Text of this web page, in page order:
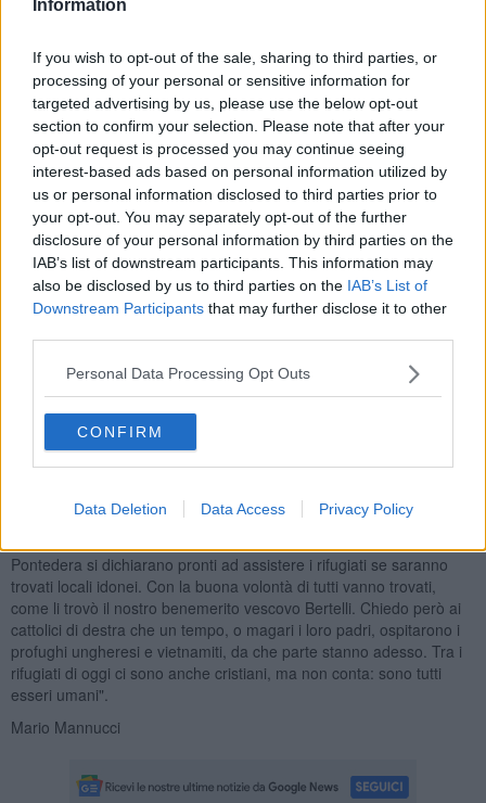
Information
If you wish to opt-out of the sale, sharing to third parties, or
processing of your personal or sensitive information for
targeted advertising by us, please use the below opt-out
section to confirm your selection. Please note that after your
opt-out request is processed you may continue seeing
interest-based ads based on personal information utilized by
us or personal information disclosed to third parties prior to
your opt-out. You may separately opt-out of the further
disclosure of your personal information by third parties on the
IAB’s list of downstream participants. This information may
also be disclosed by us to third parties on the IAB’s List of
Downstream Participants that may further disclose it to other
Personal Data Processing Opt Outs
CONFIRM
Data Deletion Data Access Privacy Policy
Ma tredici anni prima altri profughi anticomunisti erano già arrivati
dei cartelli appesi sul petto. Una vicenda significativa del clima di
quei tempi (quando anche i comunisti e i socialisti pontederesi
ospitavano spesso delegazioni di perseguitati anticomunisti ed
esponenti dei Paesi 'rossi') che ci raccontaMario Marianelli, già
vicesindaco comunista. Al quale lasciamo interamente la "parola''.
"Mi ricordo e ricordo a tutti - dice - che nel 1956 l'Ungheria era nel
blocco sovietico ma protestò con scioperi e mini ribellioni per cui il 4
novembre l 'URSSdecise un piano di intervento repressivo.
Armata Rossachiuse tutte le frontiere ma prima o poi molti
ungheresi riuscirono a fuggire in modo rocambolesco, come fanno
oggi migliaia di siriani, libici, eritrei e tanti altri. Da noi, in provincia di
Pisa, arrivarono alcuni pullman carichi di rifugiati, accolti da umanità
giorni, mentre a noi, comunisti di base, ci dissero di stare dall'altra
parte della barricata, con l'Armata Rossa. Fu un grave errore
politico e storico. I rifugiati furono sistemati nelle ex colonie fasciste
Calambronee la Chiesa e alcune forze politiche intesero
sfruttare questo dramma umano a fini non sempre e non del tutto
in regola con lo spirito cristiano. Ricordo - aggiunge l'ex vicesindaco
a Pontedera e li portarono davanti la Piaggio con cartelli inneggianti
alla libertà e all'anticomunismo. Altri tempi, c'era la guerra fredda,
Pontedera si dichiarano pronti ad assistere i rifugiati se saranno
trovati locali idonei. Con la buona volontà di tutti vanno trovati,
come li trovò il nostro benemerito vescovo Bertelli. Chiedo però ai
cattolici di destra che un tempo, o magari i loro padri, ospitarono i
profughi ungheresi e vietnamiti, da che parte stanno adesso. Tra i
rifugiati di oggi ci sono anche cristiani, ma non conta: sono tutti
esseri umani".
Mario Mannucci